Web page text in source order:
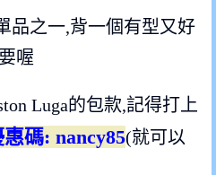
品之一,背一個有型又好
喔
Luga的包款,記得打上
碼: nancy85(就可以